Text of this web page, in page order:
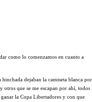
como lo comenzamos en cuanto a
dejaban la camiseta blanca por
otros que se me escapan por ahí, todos
la Copa Libertadores y con que